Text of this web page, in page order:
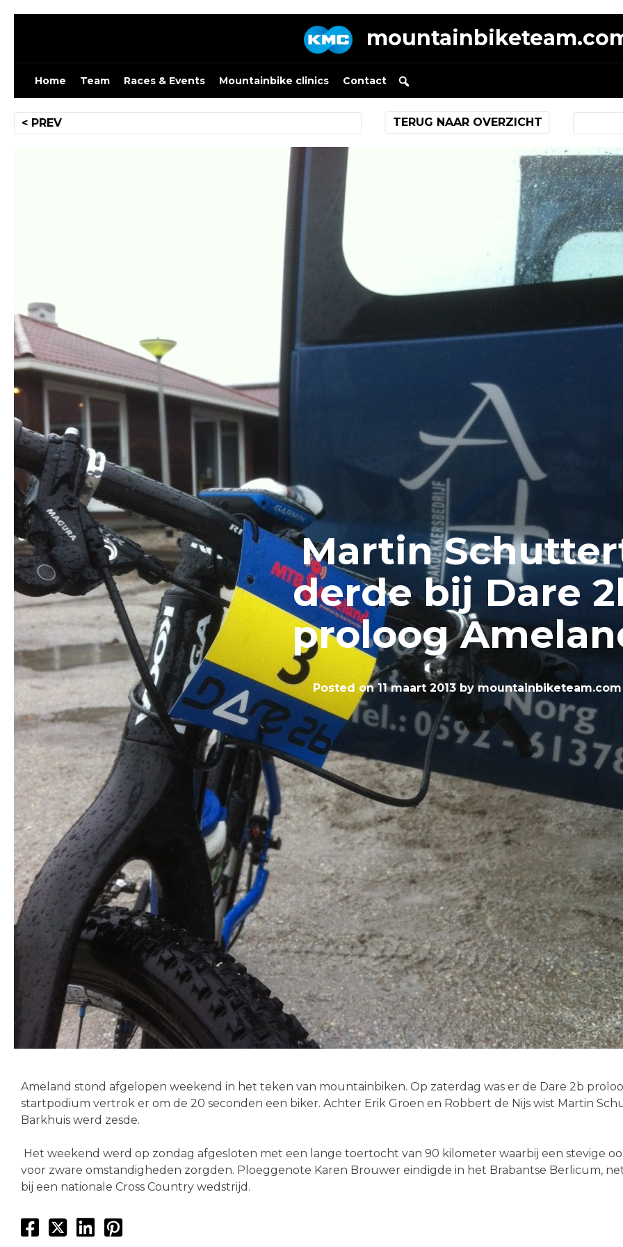
Skip
Home Team Races & Events Mountainbike clinics Contact
Bericht
< PREV TERUG NAAR OVERZICHT
Martin
derde bij Dare
proloog
Posted on11 maart 2013 bymountainbiketeam.com
Ameland stond afgelopen weekend in het teken van mountainbiken. Op zaterdag was er de Dare 2b
startpodium vertrok er om de 20 seconden een biker. Achter Erik Groen en Robbert de Nijs wist Martin
Barkhuis werd zesde.
Het weekend werd op zondag afgesloten met een lange toertocht van 90 kilometer waarbij een stevige
voor zware omstandigheden zorgden. Ploeggenote Karen Brouwer eindigde in het Brabantse Berlicum,
bij een nationale Cross Country wedstrijd.